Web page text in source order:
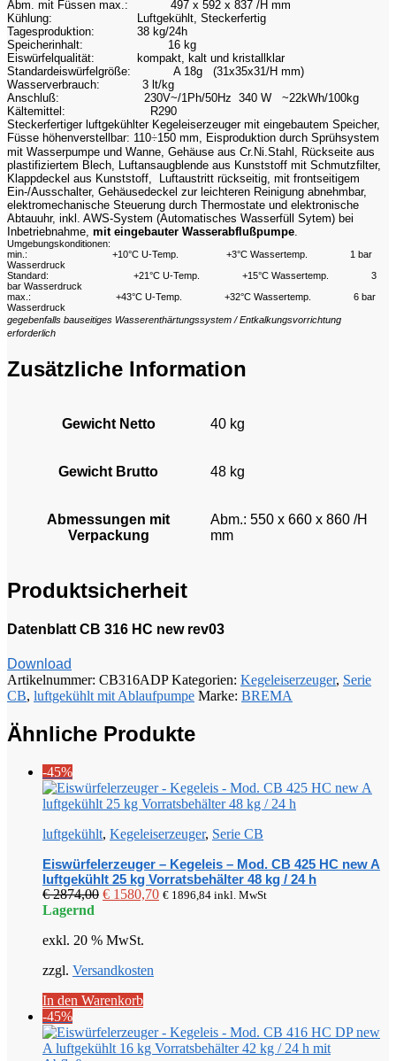
Abm. mit Füssen max.:
497 x 592 x 837 /H mm
Kühlung:
Luftgekühlt, Steckerfertig
Tagesproduktion:
38 kg/24h
Speicherinhalt:
16 kg
Eiswürfelqualität:
kompakt, kalt und kristallklar
Standardeiswürfelgröße:
A 18g (31x35x31/H mm)
Wasserverbrauch:
3 lt/kg
Anschluß:
230V~/1Ph/50Hz 340 W ~22kWh/100kg
Kältemittel:
R290
Steckerfertiger luftgekühlter Kegeleiserzeuger mit eingebautem Speicher,
Füsse höhenverstellbar: 110÷150 mm, Eisproduktion durch Sprühsystem
mit Wasserpumpe und Wanne, Gehäuse aus Cr.Ni.Stahl, Rückseite aus
plastifiziertem Blech, Luftansaugblende aus Kunststoff mit Schmutzfilter,
Klappdeckel aus Kunststoff, Luftaustritt rückseitig, mit frontseitigem
Ein-/Ausschalter, Gehäusedeckel zur leichteren Reinigung abnehmbar,
elektromechanische Steuerung durch Thermostate und elektronische
Abtauuhr, inkl. AWS-System (Automatisches Wasserfüll Sytem) bei
Inbetriebnahme, mit eingebauter Wasserabflußpumpe
Umgebungskonditionen:
min.:
+10°C U-Temp. +3°C Wassertemp.
1 bar
Wasserdruck
Standard:
+21°C U-Temp. +15°C Wassertemp.
3
bar Wasserdruck
max.:
+43°C U-Temp. +32°C Wassertemp.
6 bar
Wasserdruck
gegebenfalls bauseitiges Wasserenthärtungssystem / Entkalkungsvorrichtung
erforderlich
Zusätzliche Information
Gewicht Netto 40 kg
Gewicht Brutto 48 kg
Abmessungen mit
Verpackung
Abm.: 550 x 660 x 860 /H
mm
Produktsicherheit
Datenblatt CB 316 HC new rev03
Download
Artikelnummer: CB316ADP Kategorien: Kegeleiserzeuger, Serie
CB, luftgekühlt mit Ablaufpumpe Marke: BREMA
Ähnliche Produkte
-45%
luftgekühlt, Kegeleiserzeuger, Serie CB
Eiswürfelerzeuger – Kegeleis – Mod. CB 425 HC new A
luftgekühlt 25 kg Vorratsbehälter 48 kg / 24 h
€2874,00 Ursprünglicher
€ 2874,00
€ 1580,70Aktueller
€ 1896,84 inkl. MwSt
Lagernd
exkl. 20 % MwSt.
zzgl. Versandkosten
In den Warenkorb
-45%